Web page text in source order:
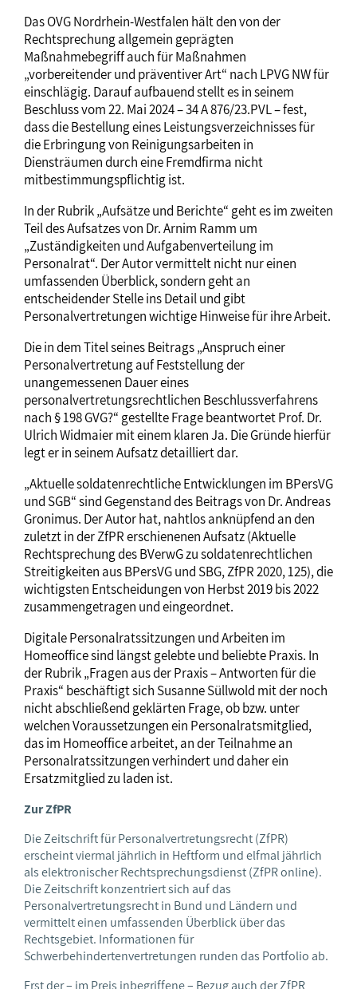
Das OVG Nordrhein-Westfalen hält den von der
Rechtsprechung allgemein geprägten
Maßnahmebegriff auch für Maßnahmen
„vorbereitender und präventiver Art“ nach LPVG NW für
einschlägig. Darauf aufbauend stellt es in seinem
Beschluss vom 22. Mai 2024 – 34 A 876/23.PVL – fest,
dass die Bestellung eines Leistungsverzeichnisses für
die Erbringung von Reinigungsarbeiten in
Diensträumen durch eine Fremdfirma nicht
mitbestimmungspflichtig ist.
In der Rubrik „Aufsätze und Berichte“ geht es im zweiten
Teil des Aufsatzes von Dr. Arnim Ramm um
„Zuständigkeiten und Aufgabenverteilung im
Personalrat“. Der Autor vermittelt nicht nur einen
umfassenden Überblick, sondern geht an
entscheidender Stelle ins Detail und gibt
Personalvertretungen wichtige Hinweise für ihre Arbeit.
Die in dem Titel seines Beitrags „Anspruch einer
Personalvertretung auf Feststellung der
unangemessenen Dauer eines
personalvertretungsrechtlichen Beschlussverfahrens
nach § 198 GVG?“ gestellte Frage beantwortet Prof. Dr.
Ulrich Widmaier mit einem klaren Ja. Die Gründe hierfür
legt er in seinem Aufsatz detailliert dar.
„Aktuelle soldatenrechtliche Entwicklungen im BPersVG
und SGB“ sind Gegenstand des Beitrags von Dr. Andreas
Gronimus. Der Autor hat, nahtlos anknüpfend an den
zuletzt in der ZfPR erschienenen Aufsatz (Aktuelle
Rechtsprechung des BVerwG zu soldatenrechtlichen
Streitigkeiten aus BPersVG und SBG, ZfPR 2020, 125), die
wichtigsten Entscheidungen von Herbst 2019 bis 2022
zusammengetragen und eingeordnet.
Digitale Personalratssitzungen und Arbeiten im
Homeoffice sind längst gelebte und beliebte Praxis. In
der Rubrik „Fragen aus der Praxis – Antworten für die
Praxis“ beschäftigt sich Susanne Süllwold mit der noch
nicht abschließend geklärten Frage, ob bzw. unter
welchen Voraussetzungen ein Personalratsmitglied,
das im Homeoffice arbeitet, an der Teilnahme an
Personalratssitzungen verhindert und daher ein
Ersatzmitglied zu laden ist.
Zur ZfPR
Die Zeitschrift für Personalvertretungsrecht (ZfPR)
erscheint viermal jährlich in Heftform und elfmal jährlich
als elektronischer Rechtsprechungsdienst (ZfPR online).
Die Zeitschrift konzentriert sich auf das
Personalvertretungsrecht in Bund und Ländern und
vermittelt einen umfassenden Überblick über das
Rechtsgebiet. Informationen für
Schwerbehindertenvertretungen runden das Portfolio ab.
Erst der – im Preis inbegriffene – Bezug auch der ZfPR